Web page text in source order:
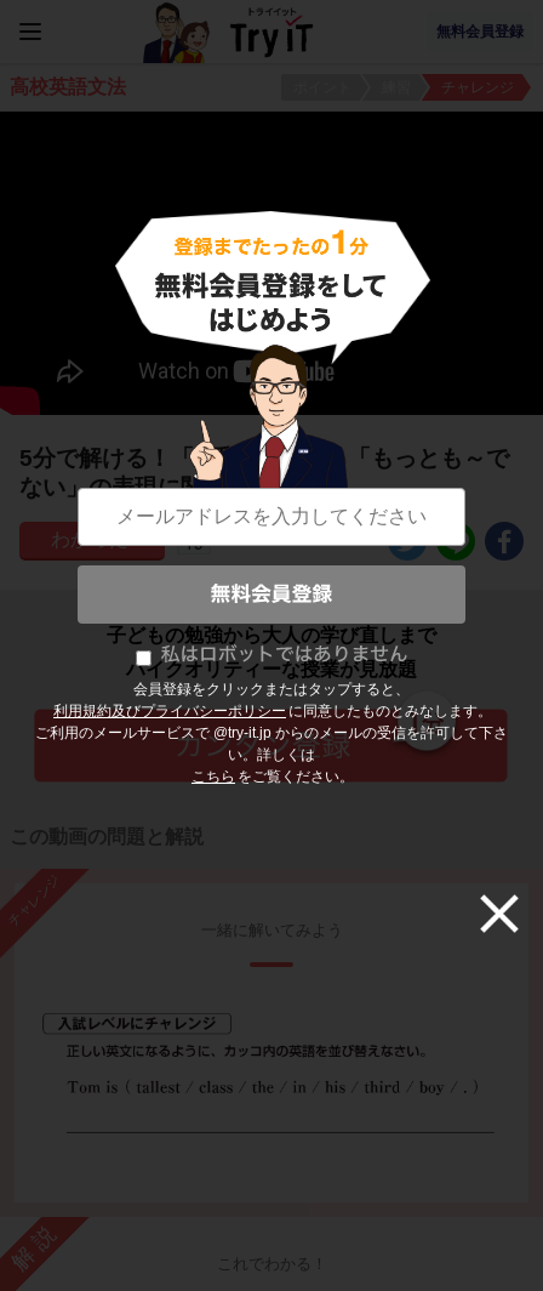
無料会員登録
会員登録をクリックまたはタップすると、
利用規約及びプライバシーポリシーに同意したものとみなします。
ご利用のメールサービスで @try-it.jp からのメールの受信を許可して下さ
い。詳しくは
こちら をご覧ください。
高校英語文法 チャレンジ
5分で解ける！「X番目に～だ」「もっとも～で
ない」の表現に関する問題
19
子どもの勉強から大人の学び直しまで
ハイクオリティーな授業が見放題
この動画の問題と解説
チャレンジ
一緒に解いてみよう
解説 これでわかる！